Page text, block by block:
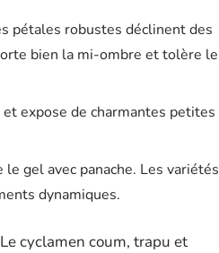
pétales robustes déclinent des
bien la mi-ombre et tolère le
expose de charmantes petites
gel avec panache. Les variétés
dynamiques.
cyclamen coum, trapu et